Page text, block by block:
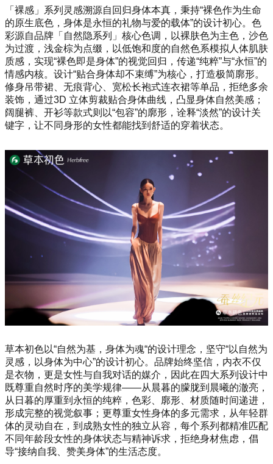
「裸感」系列灵感溯源自回归身体本真，秉持“裸色作为生命
的原生底色，身体是永恒的礼物与爱的载体”的设计初心。色
彩源自品牌「自然隐系列」核心色调，以裸肤色为主色，沙色
为过渡，浅金棕为点缀，以低饱和度的自然色系模拟人体肌肤
质感，实现“裸色即是身体”的视觉回归，传递“纯粹”与“永恒”的
情感内核。设计“贴合身体却不束缚”为核心，打造极简廓形。
修身吊带裙、无痕背心、宽松长袍式连衣裙等单品，拒绝多余
装饰，通过3D 立体剪裁贴合身体曲线，凸显身体自然美感；
阔腿裤、开衫等款式则以“包容”的廓形，诠释“淡然”的设计关
键字，让不同身形的女性都能找到舒适的穿着状态。
草本初色以“自然为基，身体为魂“的设计理念，坚守“以自然为
灵感，以身体为中心”的设计初心。品牌始终坚信，内衣不仅
是衣物，更是女性与自我对话的媒介，因此在四大系列设计中
既尊重自然时序的美学规律——从晨暮的朦胧到晨曦的澈亮，
从日暮的厚重到永恒的纯粹，色彩、廓形、材质随时间递进，
形成完整的视觉叙事；更尊重女性身体的多元需求，从年轻群
体的灵动自在，到成熟女性的独立从容，每个系列都精准匹配
不同年龄段女性的身体状态与精神诉求，拒绝身材焦虑，倡
导“接纳自我、赞美身体”的生活态度。